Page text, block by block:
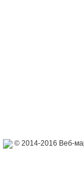
© 2014-2016 Веб-